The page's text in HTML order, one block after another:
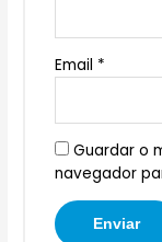
Email *
Guardar o
navegador